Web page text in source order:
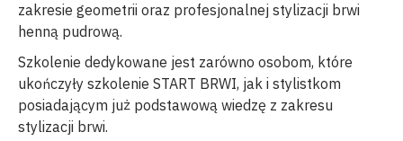
zakresie geometrii oraz profesjonalnej stylizacji brwi
henną pudrową.
Szkolenie dedykowane jest zarówno osobom, które
ukończyły szkolenie START BRWI, jak i stylistkom
posiadającym już podstawową wiedzę z zakresu
stylizacji brwi.